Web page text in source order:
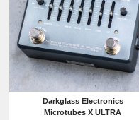
Darkglass Electronics
Microtubes X ULTRA